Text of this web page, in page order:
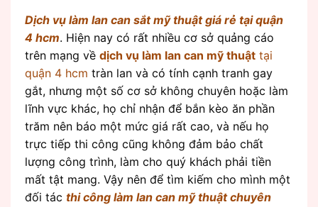
Dịch vụ làm lan can sắt mỹ thuật giá rẻ tại quận
4 hcm. Hiện nay có rất nhiều cơ sở quảng cáo
trên mạng về dịch vụ làm lan can mỹ thuật tại
quận 4 hcm tràn lan và có tính cạnh tranh gay
gắt, nhưng một số cơ sở không chuyên hoặc làm
lĩnh vực khác, họ chỉ nhận để bắn kèo ăn phần
trăm nên báo một mức giá rất cao, và nếu họ
trực tiếp thi công cũng không đảm bảo chất
lượng công trình, làm cho quý khách phải tiền
mất tật mang. Vậy nên để tìm kiếm cho mình một
đối tác thi công làm lan can mỹ thuật chuyên